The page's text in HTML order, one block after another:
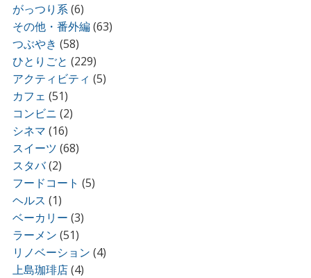
がっつり系(6)
その他・番外編(63)
つぶやき (58)
ひとりごと (229)
アクティビティ (5)
カフェ (51)
コンビニ (2)
シネマ (16)
スイーツ (68)
スタバ(2)
フードコート (5)
ヘルス (1)
ベーカリー (3)
ラーメン (51)
リノベーション (4)
上島珈琲店(4)